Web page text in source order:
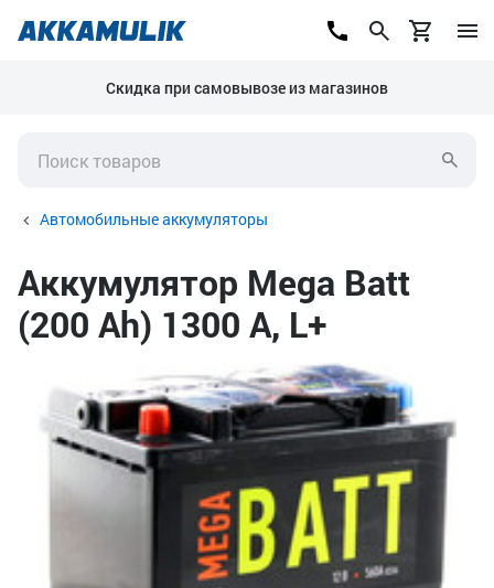
Скидка при самовывозе из магазинов
Автомобильные аккумуляторы
Аккумулятор Mega Batt
(200 Ah) 1300 А, L+